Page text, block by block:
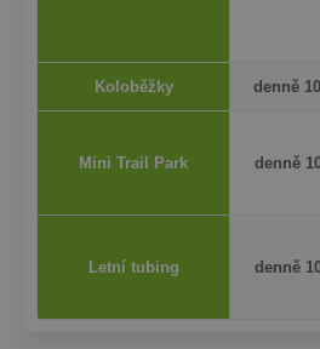
Koloběžky denně
Mini Trail Park denně
Letní tubing denně